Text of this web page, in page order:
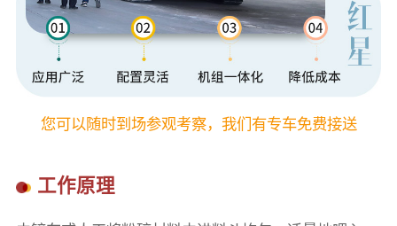
您可以随时到场参观考察，我们有专车免费接送
工作原理